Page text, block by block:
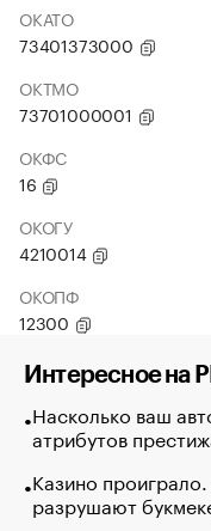
ОКАТО
73401373000
ОКТМО
73701000001
ОКФС
16
ОКОГУ
4210014
ОКОПФ
12300
Интересное на
Насколько ваш
атрибутов
Казино
разрушают